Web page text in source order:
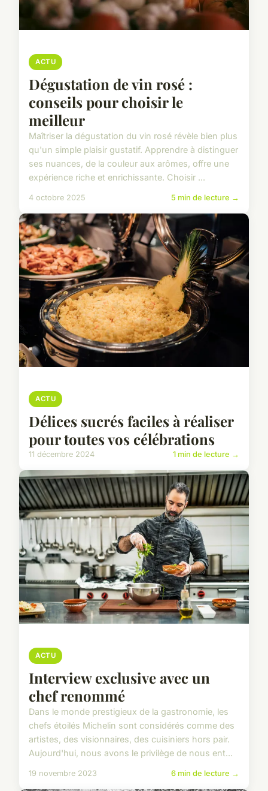
ACTU
Dégustation de vin rosé :
conseils pour choisir le
meilleur
Maîtriser la dégustation du vin rosé révèle bien plus
qu'un simple plaisir gustatif. Apprendre à distinguer
ses nuances, de la couleur aux arômes, offre une
expérience riche et enrichissante. Choisir ...
4 octobre 2025 5 min de lecture →
ACTU
Délices sucrés faciles à réaliser
pour toutes vos célébrations
11 décembre 2024 1 min de lecture →
ACTU
Interview exclusive avec un
chef renommé
Dans le monde prestigieux de la gastronomie, les
chefs étoilés Michelin sont considérés comme des
artistes, des visionnaires, des cuisiniers hors pair.
Aujourd'hui, nous avons le privilège de nous ent...
19 novembre 2023 6 min de lecture →